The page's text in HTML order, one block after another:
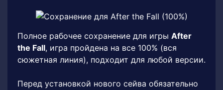
Полное рабочее сохранение для игры After
the Fall, игра пройдена на все 100% (вся
сюжетная линия), подходит для любой версии.
Перед установкой нового сейва обязательно